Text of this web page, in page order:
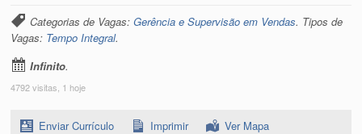
Categorias de Vagas:Gerência e Supervisão em Vendas. Tipos de
Vagas: Tempo Integral.
Infinito.
4792 visitas, 1 hoje
Enviar Currículo Imprimir Ver Mapa